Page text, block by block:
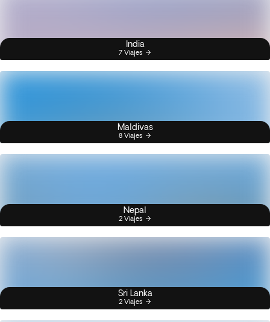
India
7 Viajes
Maldivas
8 Viajes
Nepal
2 Viajes
Sri Lanka
2 Viajes